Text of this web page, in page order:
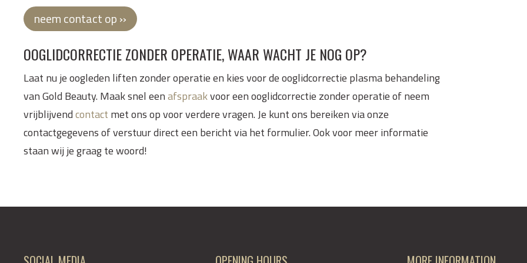
neem contact op ››
OOGLIDCORRECTIE ZONDER OPERATIE, WAAR WACHT JE NOG OP?
Laat nu je oogleden liften zonder operatie en kies voor de ooglidcorrectie plasma behandeling
van Gold Beauty. Maak snel eenafspraakvoor een ooglidcorrectie zonder operatie of neem
vrijblijvendcontact met ons op voor verdere vragen. Je kunt ons bereiken via onze
contactgegevens of verstuur direct een bericht via het formulier. Ook voor meer informatie
staan wij je graag te woord!